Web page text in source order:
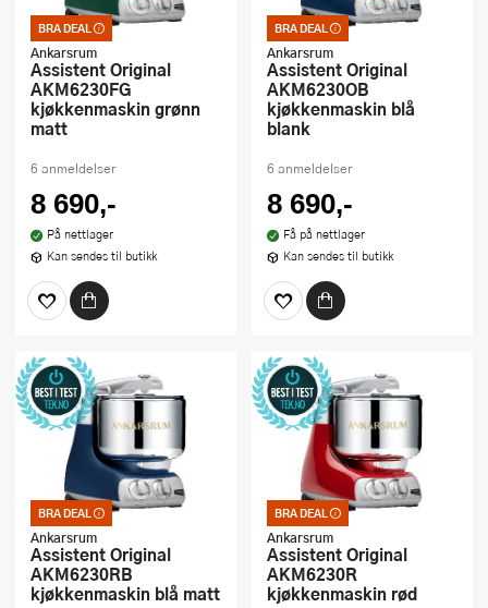
BRA DEAL
Bra deal – merkelappen
som garanterer et godt
kjøp. Kan ikke kombineres
med kuponger eller andre
tilbud
Ankarsrum
Assistent Original
AKM6230FG
kjøkkenmaskin grønn
matt
6 anmeldelser
8 690,-
På nettlager
Kan sendes til butikk
BRA DEAL
Bra deal – merkelappen
som garanterer et godt
kjøp. Kan ikke kombineres
med kuponger eller andre
tilbud
Ankarsrum
Assistent Original
AKM6230OB
kjøkkenmaskin blå
blank
6 anmeldelser
8 690,-
Få på nettlager
Kan sendes til butikk
BRA DEAL
Bra deal – merkelappen
som garanterer et godt
kjøp. Kan ikke kombineres
med kuponger eller andre
tilbud
Ankarsrum
Assistent Original
AKM6230RB
kjøkkenmaskin blå matt
BRA DEAL
Bra deal – merkelappen
som garanterer et godt
kjøp. Kan ikke kombineres
med kuponger eller andre
tilbud
Ankarsrum
Assistent Original
AKM6230R
kjøkkenmaskin rød